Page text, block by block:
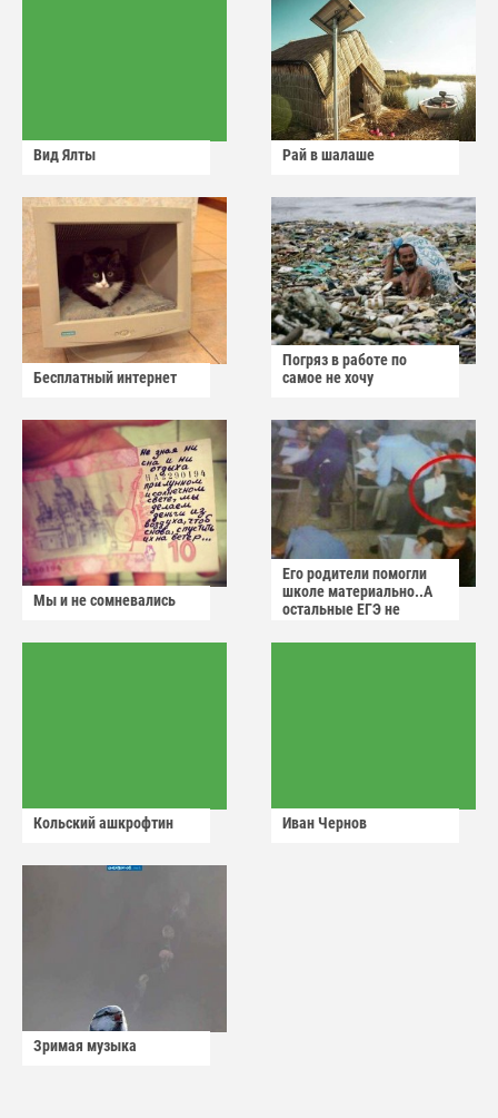
Вид Ялты Рай в шалаше
Бесплатный интернет
Погряз в работе по
самое не хочу
Мы и не сомневались
Его родители помогли
школе материально..А
остальные ЕГЭ не
Кольский ашкрофтин Иван Чернов
Зримая музыка